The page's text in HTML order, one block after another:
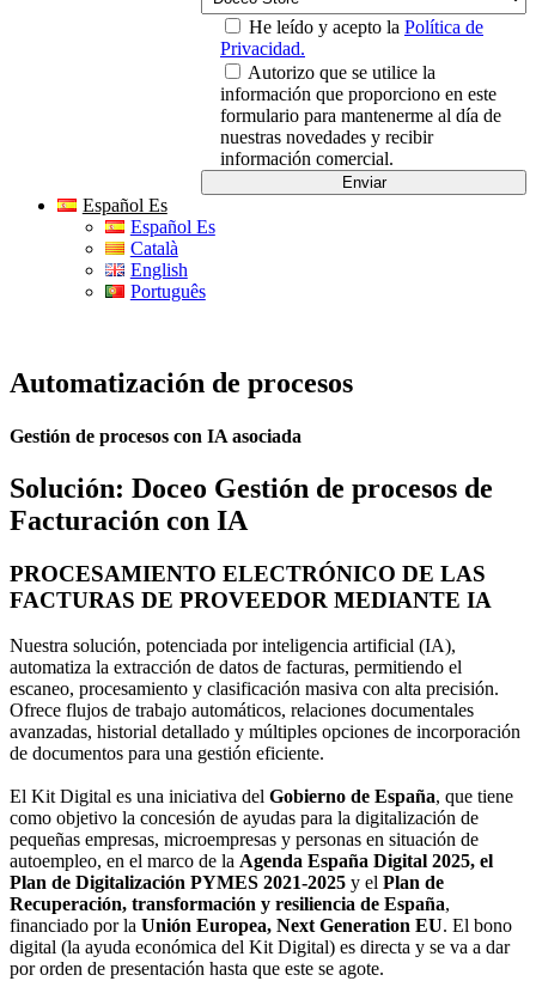
He leído y acepto la Política de
Privacidad.
Autorizo que se utilice la
información que proporciono en este
formulario para mantenerme al día de
nuestras novedades y recibir
información comercial.
Español Es
Español Es
Català
English
Português
Automatización de procesos
Gestión de procesos con IA asociada
Solución: Doceo Gestión de procesos de
Facturación con IA
PROCESAMIENTO ELECTRÓNICO DE LAS
FACTURAS DE PROVEEDOR MEDIANTE IA
Nuestra solución, potenciada por inteligencia artificial (IA),
automatiza la extracción de datos de facturas, permitiendo el
escaneo, procesamiento y clasificación masiva con alta precisión.
Ofrece flujos de trabajo automáticos, relaciones documentales
avanzadas, historial detallado y múltiples opciones de incorporación
de documentos para una gestión eficiente.
El Kit Digital es una iniciativa del Gobierno de España, que tiene
como objetivo la concesión de ayudas para la digitalización de
pequeñas empresas, microempresas y personas en situación de
autoempleo, en el marco de la Agenda España Digital 2025, el
Plan de Digitalización PYMES 2021-2025 y el Plan de
Recuperación, transformación y resiliencia de España,
financiado por la Unión Europea, Next Generation EU. El bono
digital (la ayuda económica del Kit Digital) es directa y se va a dar
por orden de presentación hasta que este se agote.